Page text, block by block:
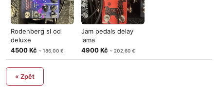
Rodenberg sl od
deluxe
4500 Kč ~ 186,00 €
Jam pedals delay
lama
4900 Kč ~ 202,60 €
« Zpět